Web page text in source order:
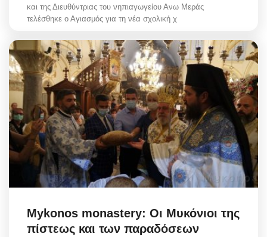
Mykonos
Sport
Sustainability
Health
In Pictures
Science & Tech
Aegean Islands
και της Διευθύντριας του νηπιαγωγείου Ανω Μεράς
τελέσθηκε ο Αγιασμός για τη νέα σχολική χ
Mykonos monastery: Οι Μυκόνιοι της
πίστεως και των παραδόσεων